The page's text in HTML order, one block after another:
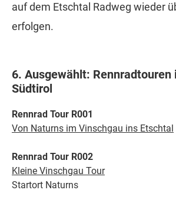
auf dem Etschtal Radweg wieder
erfolgen.
6. Ausgewählt: Rennradtouren
Südtirol
Rennrad Tour R001
Von Naturns im Vinschgau ins Etschtal
Rennrad Tour R002
Kleine Vinschgau Tour
Startort Naturns